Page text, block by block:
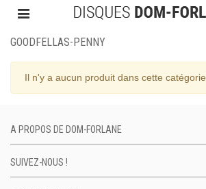
GOODFELLAS-PENNY
Il n'y a aucun produit dans cette catégorie.
A PROPOS DE DOM-FORLANE
SUIVEZ-NOUS !